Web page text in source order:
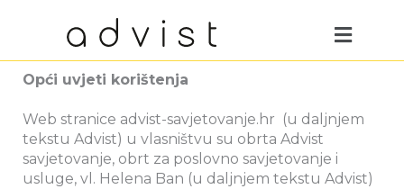
Menu
Opći uvjeti korištenja
Web stranice advist-savjetovanje.hr (u daljnjem
tekstu Advist) u vlasništvu su obrta Advist
savjetovanje, obrt za poslovno savjetovanje i
usluge, vl. Helena Ban (u daljnjem tekstu Advist)